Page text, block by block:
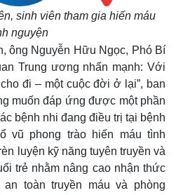
sinh viên tham gia hiến máu
nguyện
ông Nguyễn Hữu Ngọc, Phó Bí
Trung ương nhấn mạnh: Với
đi – một cuộc đời ở lại”, ban
muốn đáp ứng được một phần
bệnh nhi đang điều trị tại bệnh
vũ phong trào hiến máu tình
luyện kỹ năng tuyên truyền và
trẻ nhằm nâng cao nhận thức
toàn truyền máu và phòng